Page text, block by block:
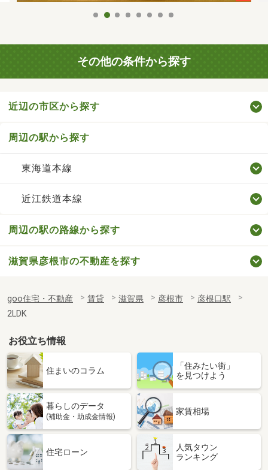
その他の条件から探す
近辺の市区から探す
周辺の駅から探す
東海道本線
近江鉄道本線
周辺の駅の路線から探す
滋賀県彦根市の不動産を探す
goo住宅・不動産 賃貸 滋賀県 彦根市
彦根口駅
2LDK
お役立ち情報
住まいのコラム
「住みたい街」
を見つけよう
暮らしのデータ
(補助金・助成金情報)
家賃相場
住宅ローン
人気タウン
ランキング